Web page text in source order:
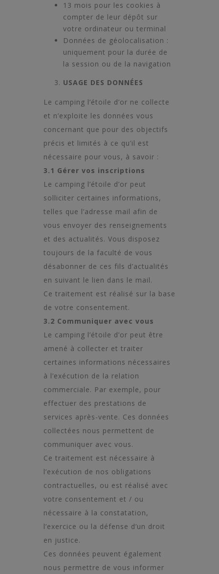
13 mois pour les cookies à
compter de leur dépôt sur
votre ordinateur ou terminal
Données de géolocalisation :
uniquement pour la durée de
la session ou de la navigation
USAGE DES DONNÉES
Le camping l’étoile d’or ne collecte
et n’exploite les données vous
concernant que pour des objectifs
précis et limités à ce qu’il est
nécessaire pour vous, à savoir :
3.1 Gérer vos inscriptions
Le camping l’étoile d’or peut
solliciter certaines informations,
telles que l’adresse mail afin de
vous envoyer des renseignements
et des actualités. Vous disposez
toujours de la faculté de vous
désabonner de ces fils d’actualités
en suivant le lien dans le mail.
Ce traitement est réalisé sur la base
de votre consentement.
3.2 Communiquer avec vous
Le camping l’étoile d’or peut être
amené à collecter et traiter
certaines informations nécessaires
à l’exécution de la relation
commerciale. Par exemple, pour
effectuer des prestations de
services après-vente. Ces données
collectées nous permettent de
communiquer avec vous.
Ce traitement est nécessaire à
l’exécution de nos obligations
contractuelles, ou est réalisé avec
votre consentement et / ou
nécessaire à la constatation,
l’exercice ou la défense d’un droit
en justice.
Ces données peuvent également
nous permettre de vous informer